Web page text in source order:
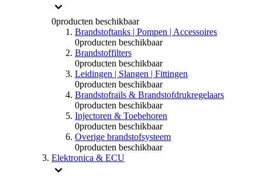
0producten beschikbaar
Brandstoftanks | Pompen | Accessoires
0producten beschikbaar
Brandstoffilters
0producten beschikbaar
Leidingen | Slangen | Fittingen
0producten beschikbaar
Brandstofrails & Brandstofdrukregelaars
0producten beschikbaar
Injectoren & Toebehoren
0producten beschikbaar
Overige brandstofsysteem
0producten beschikbaar
Elektronica & ECU